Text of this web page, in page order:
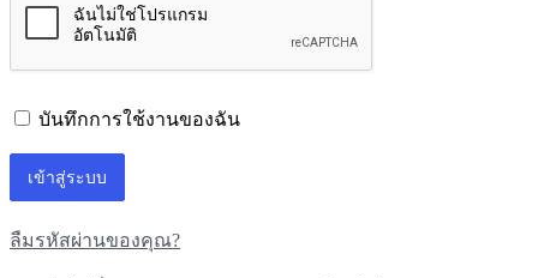
บันทึกการใช้งานของฉัน
ลืมรหัสผ่านของคุณ?